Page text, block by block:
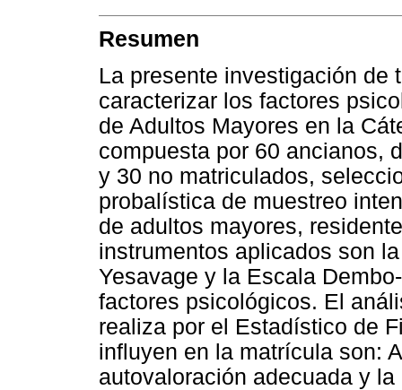
Resumen
La presente investigación de
caracterizar los factores
de Adultos Mayores en la
compuesta por 60 ancianos,
y 30 no matriculados,
probalística de muestreo
de adultos mayores,
instrumentos aplicados son
Yesavage y la Escala
factores psicológicos. El
realiza por el Estadístico de
influyen en la matrícula son:
autovaloración adecuada y